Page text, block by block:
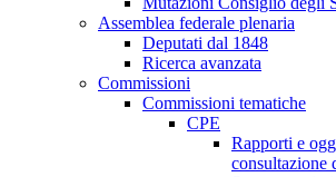
Assemblea federale plenaria
Deputati dal 1848
Ricerca avanzata
Commissioni
Commissioni tematiche
CPE
Rapporti e
consultazione